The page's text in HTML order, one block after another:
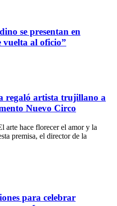
se presentan en
vuelta al oficio”
regaló artista trujillano a
Nuevo Circo
arte hace florecer el amor y la
premisa, el director de la
para celebrar